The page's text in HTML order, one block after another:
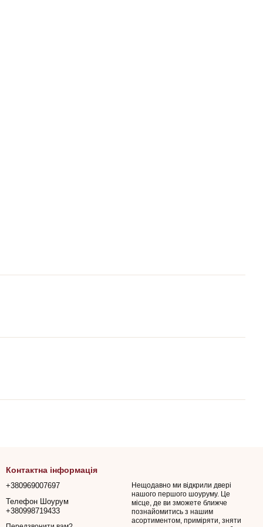
Контактна інформація
+380969007697
Телефон Шоурум
+380998719433
Нещодавно ми відкрили двері
нашого першого шоуруму. Це
місце, де ви зможете ближче
познайомитись з нашим
асортиментом, приміряти, зняти